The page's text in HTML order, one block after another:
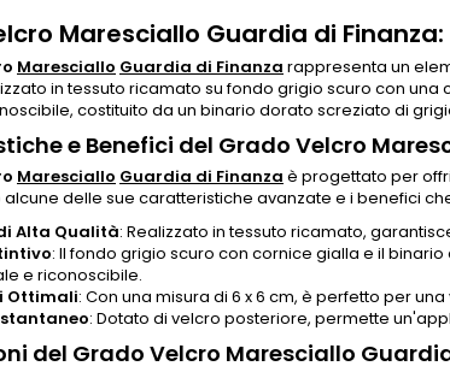
Maresciallo Guardia di
Maresciallo Guardia di Finanza rappresenta un
in tessuto ricamato su fondo grigio scuro con
costituito da un binario dorato screziato di
e Benefici del Grado Velcro
Maresciallo Guardia di Finanza è progettato per
alcune delle sue caratteristiche avanzate e i benefici
Alta Qualità: Realizzato in tessuto ricamato,
: Il fondo grigio scuro con cornice gialla e il
e riconoscibile.
Ottimali: Con una misura di 6 x 6 cm, è perfetto per
: Dotato di velcro posteriore, permette
del Grado Velcro Maresciallo